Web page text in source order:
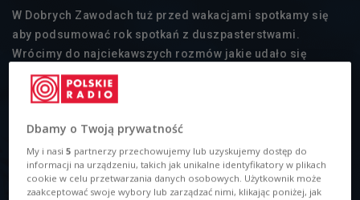
W Dobrych Zawodach tuż przed wakacjami spotkamy się
aby podsumować rok spotkań z duszpasterstwami.
Wrócimy do najciekawszych rozmów jakie udało się
zrealizować w ramach audycji. Pokażemy te najbardziej
wyróżniające się i posiadające wyjątkową ofertę. Poznamy
Dbamy o Twoją prywatność
My i nasi5 partnerzy przechowujemy lub uzyskujemy dostęp do
informacji na urządzeniu, takich jak unikalne identyfikatory w plikach
cookie w celu przetwarzania danych osobowych. Użytkownik może
zaakceptować swoje wybory lub zarządzać nimi, klikając poniżej, jak